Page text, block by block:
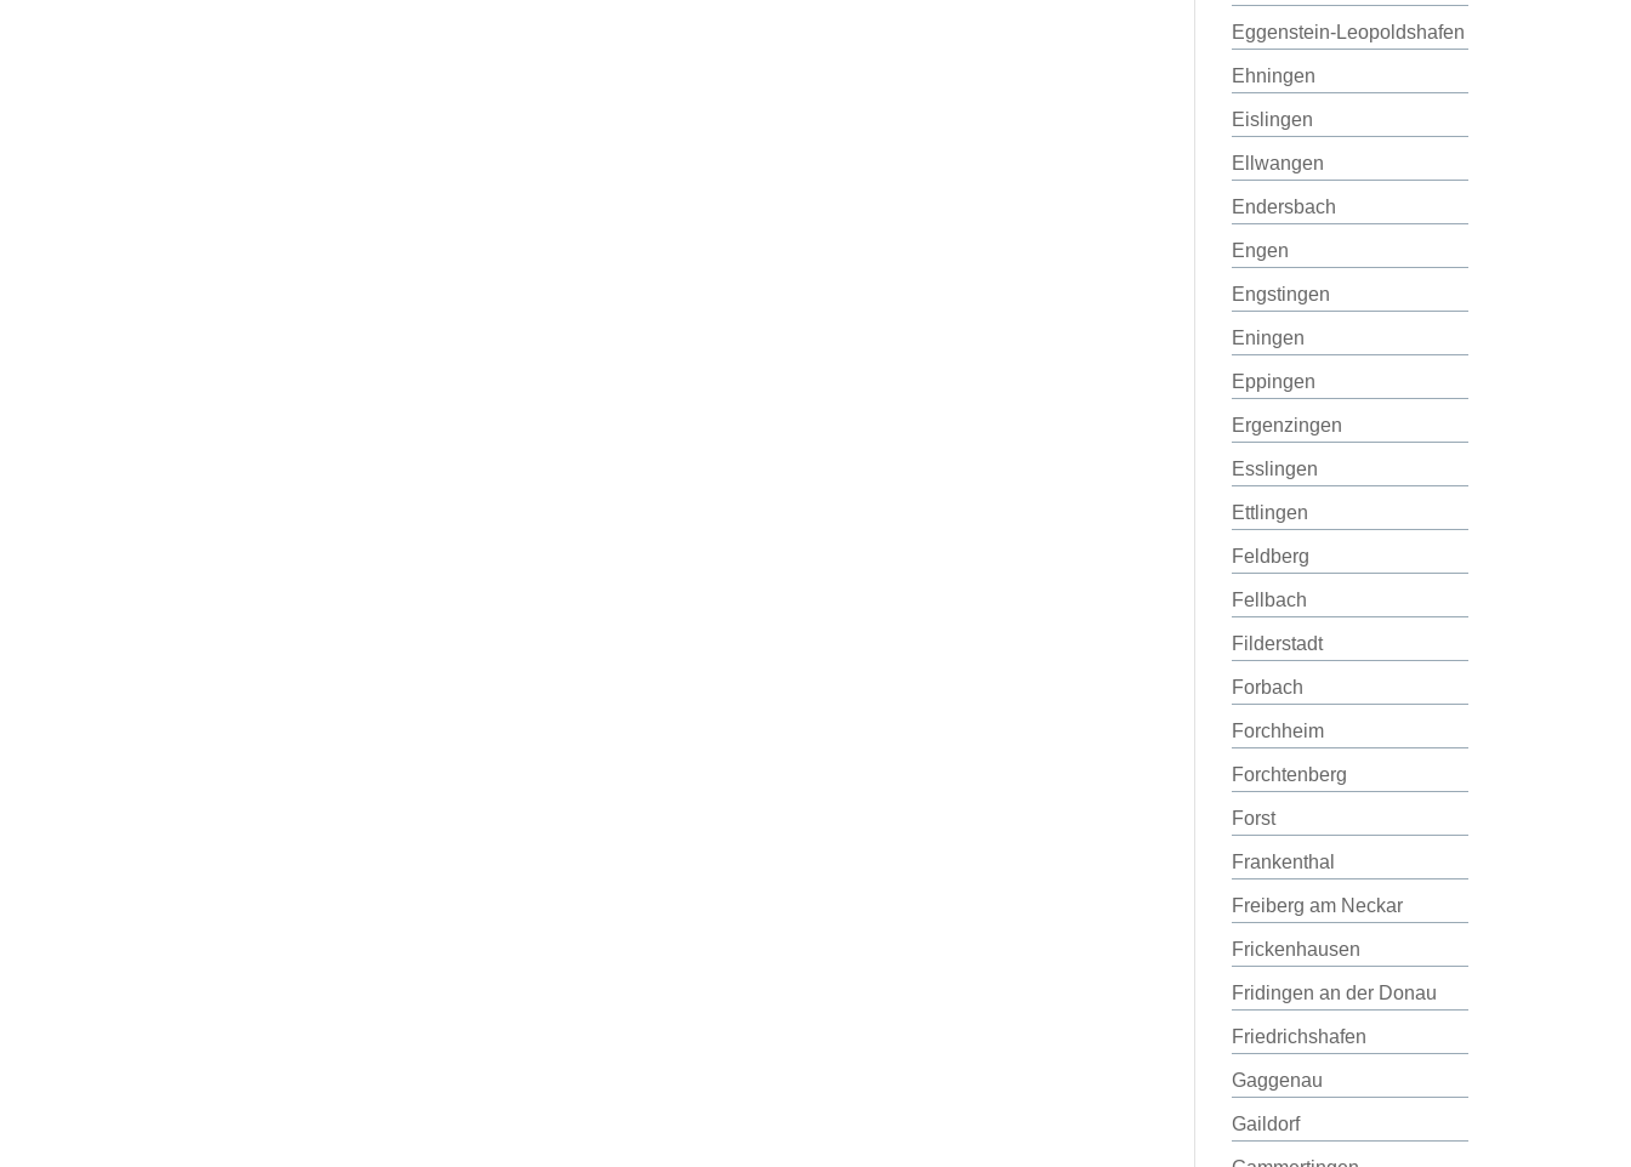
Eggenstein-Leopoldshafen
Ehningen
Eislingen
Ellwangen
Endersbach
Engen
Engstingen
Eningen
Eppingen
Ergenzingen
Esslingen
Ettlingen
Feldberg
Fellbach
Filderstadt
Forbach
Forchheim
Forchtenberg
Forst
Frankenthal
Freiberg am Neckar
Frickenhausen
Fridingen an der Donau
Friedrichshafen
Gaggenau
Gaildorf